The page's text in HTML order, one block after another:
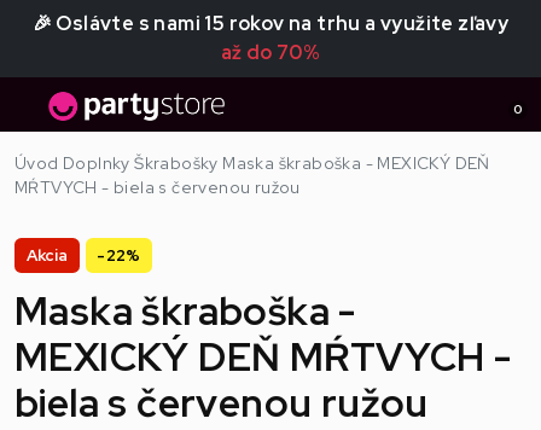
🎉 Oslávte s nami 15 rokov na trhu a využite zľavy
až do 70%
0
Úvod Doplnky Škrabošky Maska škraboška - MEXICKÝ DEŇ
MŔTVYCH - biela s červenou ružou
Akcia -22%
Maska škraboška -
MEXICKÝ DEŇ MŔTVYCH -
biela s červenou ružou